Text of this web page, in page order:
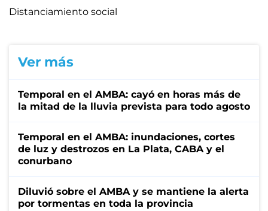
Distanciamiento social
Ver más
Temporal en el AMBA: cayó en horas más de
la mitad de la lluvia prevista para todo agosto
Temporal en el AMBA: inundaciones, cortes
de luz y destrozos en La Plata, CABA y el
conurbano
Diluvió sobre el AMBA y se mantiene la alerta
por tormentas en toda la provincia